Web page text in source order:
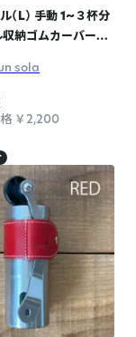
（L） 手動 1~３杯分
納ゴムカーバー付
sola
￥2,200